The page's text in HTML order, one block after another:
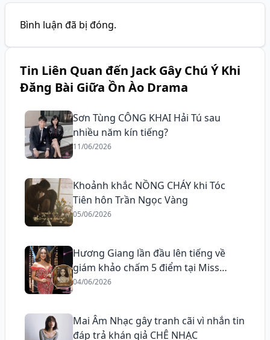
Bình luận đã bị đóng.
Tin Liên Quan đến Jack Gây Chú Ý Khi
Đăng Bài Giữa Ồn Ào Drama
Sơn Tùng CÔNG KHAI Hải Tú sau
nhiều năm kín tiếng?
11/06/2026
Khoảnh khắc NỒNG CHÁY khi Tóc
Tiên hôn Trần Ngọc Vàng
05/06/2026
Hương Giang lần đầu lên tiếng về
giám khảo chấm 5 điểm tại Miss
Grand All Stars
04/06/2026
Mai Âm Nhạc gây tranh cãi vì nhắn tin
đáp trả khán giả CHÊ NHẠC